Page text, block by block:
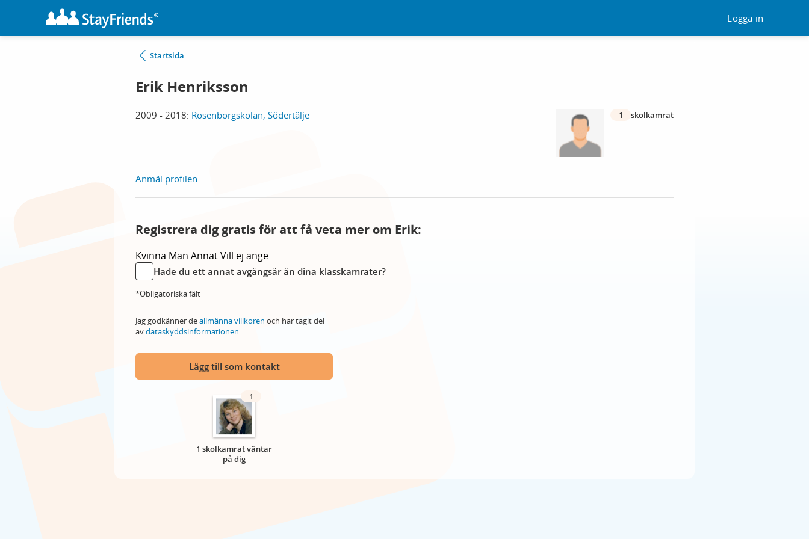
Logga in
Startsida
Erik Henriksson
2009 - 2018: Rosenborgskolan, Södertälje 1 skolkamrat
Anmäl profilen
Registrera dig gratis för att få veta mer om Erik:
Kvinna Man AnnatVill ej ange
Hade du ett annat avgångsår än dina klasskamrater?
*Obligatoriska fält
Jag godkänner deallmänna villkoren och har tagit del
avdataskyddsinformationen.
Lägg till som kontakt
1
1 skolkamrat väntar
på dig